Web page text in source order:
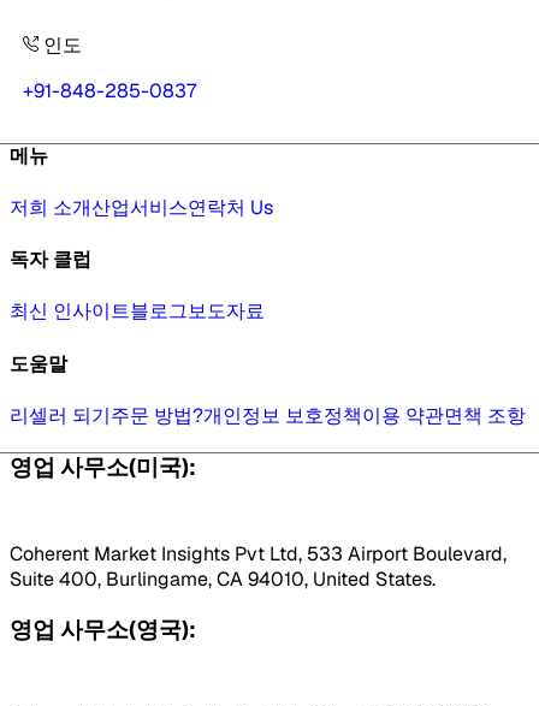
인도
+91-848-285-0837
메뉴
저희 소개산업서비스연락처 Us
독자 클럽
최신 인사이트블로그보도자료
도움말
리셀러 되기주문 방법?개인정보 보호정책이용 약관면책 조항
영업 사무소(미국):
Coherent Market Insights Pvt Ltd, 533 Airport Boulevard,
Suite 400, Burlingame, CA 94010, United States.
영업 사무소(영국):